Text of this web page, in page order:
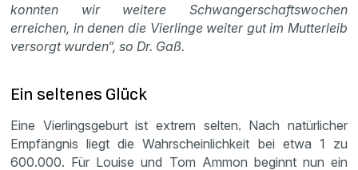
konnten wir weitere Schwangerschaftswochen
erreichen, in denen die Vierlinge weiter gut im Mutterleib
versorgt wurden“, so Dr. Gaß.
Ein seltenes Glück
Eine Vierlingsgeburt ist extrem selten. Nach natürlicher
Empfängnis liegt die Wahrscheinlichkeit bei etwa 1 zu
600.000. Für Louise und Tom Ammon beginnt nun ein